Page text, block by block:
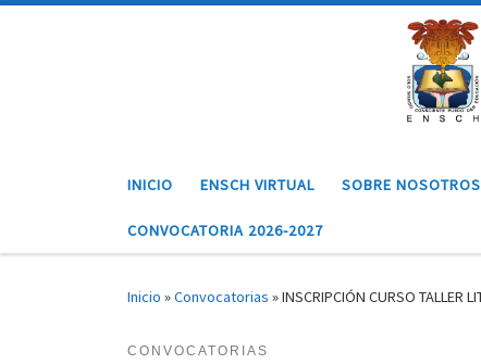
INICIO ENSCH VIRTUAL SOBRE NOSOTROS
CONVOCATORIA 2026-2027
Inicio »Convocatorias »INSCRIPCIÓN CURSO TALLER
CONVOCATORIAS